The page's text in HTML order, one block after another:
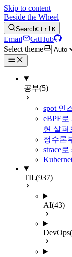
Skip to content
Beside the Wheel
SearchCtrlK
Email
GitHub
Select theme
공부(5)
spot 인
eBPF로
현 살펴
정수론
strace로
TIL(937)
AI(43)
DevOps